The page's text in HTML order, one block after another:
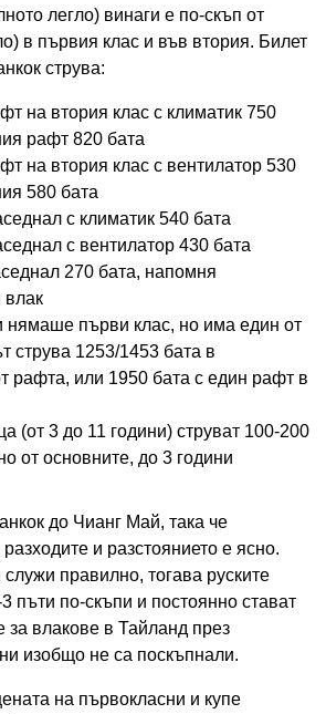
легло) винаги е по-скъп от
в първия клас и във втория. Билет
струва:
на втория клас с климатик 750
рафт 820 бата
на втория клас с вентилатор 530
580 бата
с климатик 540 бата
с вентилатор 430 бата
270 бата, напомня
влак
нямаше първи клас, но има един от
струва 1253/1453 бата в
рафта, или 1950 бата с един рафт в
(от 3 до 11 години) струват 100-200
от основните, до 3 години
до Чианг Май, така че
и разстоянието е ясно.
правилно, тогава руските
пъти по-скъпи и постоянно стават
за влакове в Тайланд през
изобщо не са поскъпнали.
на първокласни и купе